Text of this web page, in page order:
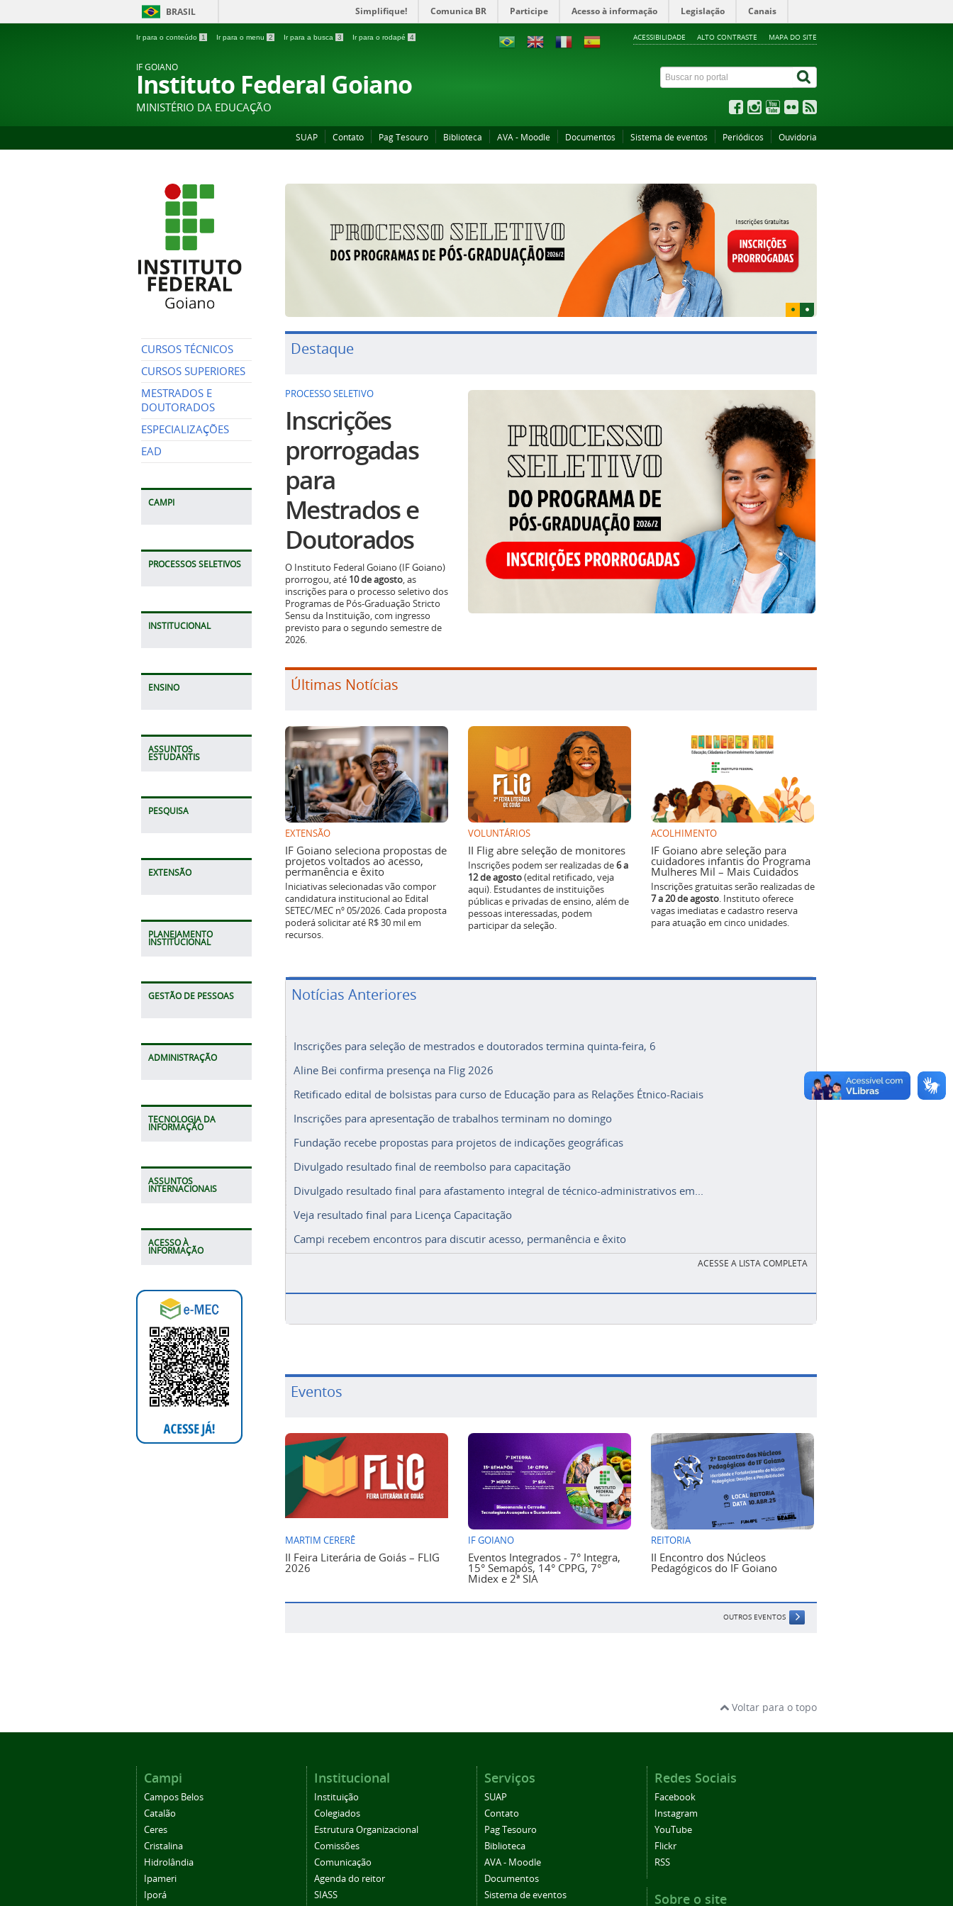
BRASIL Simplifique! Comunica BR Participe Acesso à informação Legislação Canais
Ir para o conteúdo 1 Ir para o menu 2 Ir para a busca 3 Ir para o rodapé 4 ACESSIBILIDADE ALTO CONTRASTE MAPA DO SITE
IF GOIANO
Instituto Federal Goiano
MINISTÉRIO DA EDUCAÇÃO
SUAP Contato Pag Tesouro Biblioteca AVA - Moodle Documentos Sistema de eventos Periódicos Ouvidoria
CURSOS TÉCNICOS
CURSOS SUPERIORES
MESTRADOS E
DOUTORADOS
ESPECIALIZAÇÕES
EAD
CAMPI
PROCESSOS SELETIVOS
INSTITUCIONAL
ENSINO
ASSUNTOS
ESTUDANTIS
PESQUISA
EXTENSÃO
PLANEJAMENTO
INSTITUCIONAL
GESTÃO DE PESSOAS
ADMINISTRAÇÃO
TECNOLOGIA DA
INFORMAÇÃO
ASSUNTOS
INTERNACIONAIS
ACESSO À
INFORMAÇÃO
Destaque
PROCESSO SELETIVO
Inscrições
prorrogadas
para
Mestrados e
Doutorados
O Instituto Federal Goiano (IF Goiano)
prorrogou, até 10 de agosto, as
inscrições para o processo seletivo dos
Programas de Pós-Graduação Stricto
Sensu da Instituição, com ingresso
previsto para o segundo semestre de
2026.
Últimas Notícias
EXTENSÃO
IF Goiano seleciona propostas de
projetos voltados ao acesso,
permanência e êxito
Iniciativas selecionadas vão compor
candidatura institucional ao Edital
SETEC/MEC nº 05/2026. Cada proposta
poderá solicitar até R$ 30 mil em
recursos.
VOLUNTÁRIOS
II Flig abre seleção de monitores
Inscrições podem ser realizadas de6 a
12 de agosto(edital retificado, veja
aqui). Estudantes de instituições
públicas e privadas de ensino, além de
pessoas interessadas, podem
participar da seleção.
ACOLHIMENTO
IF Goiano abre seleção para
cuidadores infantis do Programa
Mulheres Mil – Mais Cuidados
Inscrições gratuitas serão realizadas de
7 a 20 de agosto. Instituto oferece
vagas imediatas e cadastro reserva
para atuação em cinco unidades.
Notícias Anteriores
Inscrições para seleção de mestrados e doutorados termina quinta-feira, 6
Aline Bei confirma presença na Flig 2026
Retificado edital de bolsistas para curso de Educação para as Relações Étnico-Raciais
Inscrições para apresentação de trabalhos terminam no domingo
Fundação recebe propostas para projetos de indicações geográficas
Divulgado resultado final de reembolso para capacitação
Divulgado resultado final para afastamento integral de técnico-administrativos em...
Veja resultado final para Licença Capacitação
Campi recebem encontros para discutir acesso, permanência e êxito
ACESSE A LISTA COMPLETA
Eventos
MARTIM CERERÊ
II Feira Literária de Goiás – FLIG
2026
IF GOIANO
Eventos Integrados - 7° Integra,
15° Semapós, 14° CPPG, 7°
Midex e 2ª SIA
REITORIA
II Encontro dos Núcleos
Pedagógicos do IF Goiano
OUTROS EVENTOS
Voltar para o topo
Campi
Campos Belos
Catalão
Ceres
Cristalina
Hidrolândia
Ipameri
Iporá
Institucional
Instituição
Colegiados
Estrutura Organizacional
Comissões
Comunicação
Agenda do reitor
SIASS
Serviços
SUAP
Contato
Pag Tesouro
Biblioteca
AVA - Moodle
Documentos
Sistema de eventos
Redes Sociais
Facebook
Instagram
YouTube
Flickr
RSS
Sobre o site